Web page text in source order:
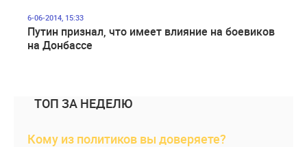
6-06-2014, 15:33
Путин признал, что имеет влияние на боевиков
на Донбассе
ТОП ЗА НЕДЕЛЮ
Кому из политиков вы доверяете?